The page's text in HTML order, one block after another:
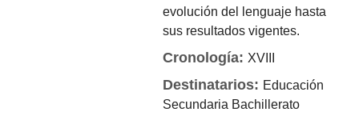
evolución del lenguaje hasta
sus resultados vigentes.
Cronología:XVIII
Destinatarios: Educación
Secundaria Bachillerato